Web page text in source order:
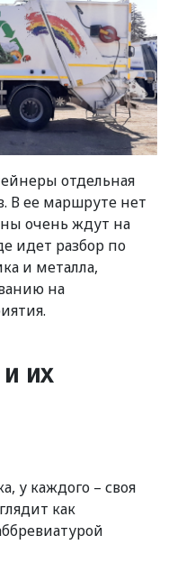
отдельная
В ее маршруте нет
очень ждут на
идет разбор по
и металла,
на
их
у каждого – своя
как